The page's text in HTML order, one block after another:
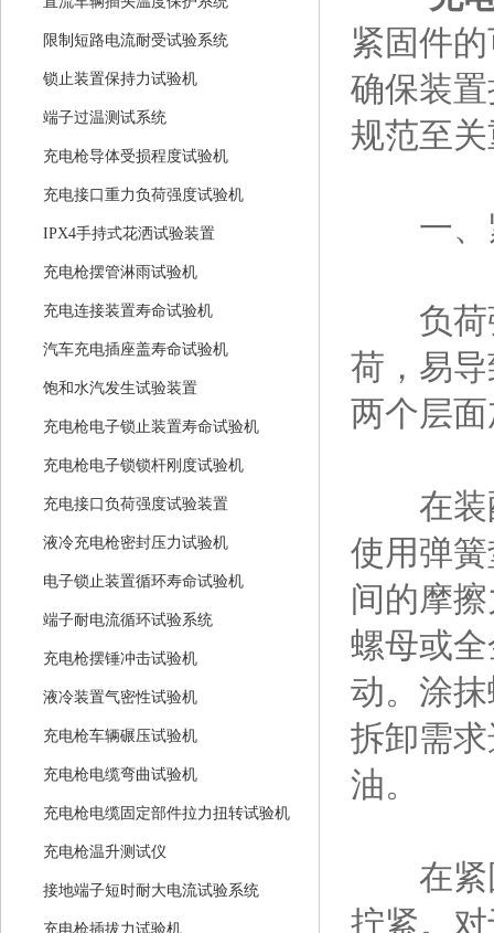
限制短路电流耐受试验系统
锁止装置保持力试验机
端子过温测试系统
充电枪导体受损程度试验机
充电接口重力负荷强度试验机
IPX4手持式花洒试验装置
充电枪摆管淋雨试验机
充电连接装置寿命试验机
汽车充电插座盖寿命试验机
饱和水汽发生试验装置
充电枪电子锁止装置寿命试验机
充电枪电子锁锁杆刚度试验机
充电接口负荷强度试验装置
液冷充电枪密封压力试验机
电子锁止装置循环寿命试验机
端子耐电流循环试验系统
充电枪摆锤冲击试验机
液冷装置气密性试验机
充电枪车辆碾压试验机
充电枪电缆弯曲试验机
充电枪电缆固定部件拉力扭转试验机
充电枪温升测试仪
接地端子短时耐大电流试验系统
充电枪插拔力试验机
紧固件
确保装
规范至
一、
负荷强
荷，易
两个层
在装配
使用弹
间的摩
螺母或
动。涂
拆卸需
油。
在紧固
拧紧。